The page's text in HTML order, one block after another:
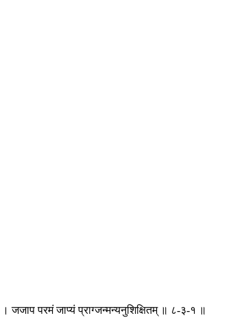
जजाप परमं जाप्यं प्राग्जन्मन्यनुशिक्षितम् ॥ ८-३-१ ॥